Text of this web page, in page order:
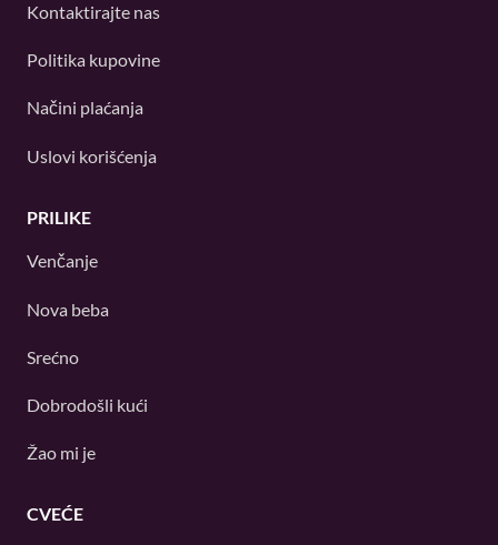
Kontaktirajte nas
Politika kupovine
Načini plaćanja
Uslovi korišćenja
PRILIKE
Venčanje
Nova beba
Srećno
Dobrodošli kući
Žao mi je
CVEĆE